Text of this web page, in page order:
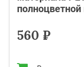
полноцветной
560 ₽